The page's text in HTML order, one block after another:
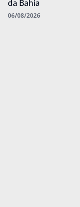
da Bahia
06/08/2026